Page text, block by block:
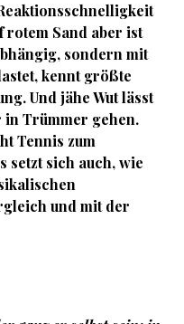
rotem Sand aber ist
sondern mit
kennt größte
Und jähe Wut lässt
in Trümmer gehen.
Tennis zum
setzt sich auch, wie
und mit der